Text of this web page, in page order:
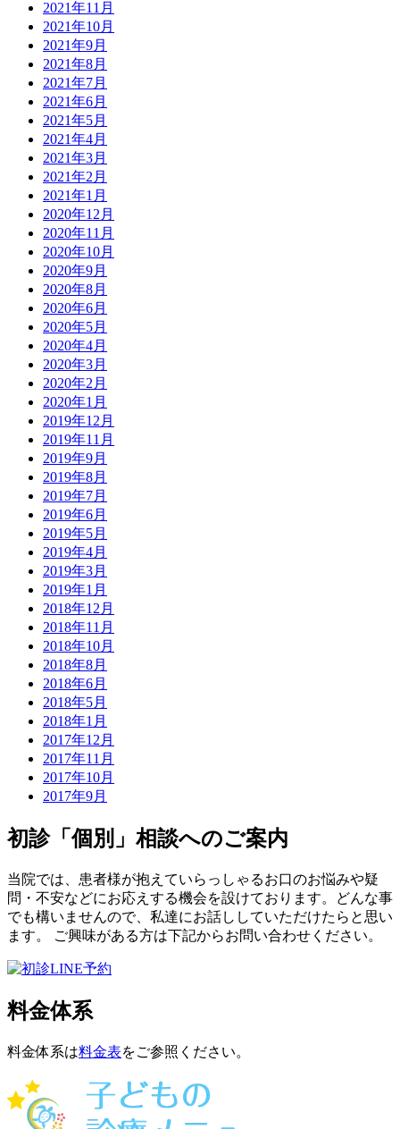
2021年11月
2021年10月
2021年9月
2021年8月
2021年7月
2021年6月
2021年5月
2021年4月
2021年3月
2021年2月
2021年1月
2020年12月
2020年11月
2020年10月
2020年9月
2020年8月
2020年6月
2020年5月
2020年4月
2020年3月
2020年2月
2020年1月
2019年12月
2019年11月
2019年9月
2019年8月
2019年7月
2019年6月
2019年5月
2019年4月
2019年3月
2019年1月
2018年12月
2018年11月
2018年10月
2018年8月
2018年6月
2018年5月
2018年1月
2017年12月
2017年11月
2017年10月
2017年9月
初診「個別」相談へのご案内
当院では、患者様が抱えていらっしゃるお口のお悩みや疑
問・不安などにお応えする機会を設けております。どんな事
でも構いませんので、私達にお話ししていただけたらと思い
ます。 ご興味がある方は下記からお問い合わせください。
料金体系
料金体系は料金表をご参照ください。